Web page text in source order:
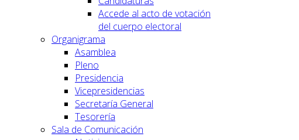
Accede al acto de votación
del cuerpo electoral
Organigrama
Asamblea
Pleno
Presidencia
Vicepresidencias
Secretaría General
Tesorería
Sala de Comunicación